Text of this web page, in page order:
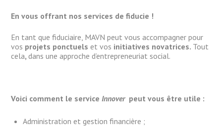
En vous offrant nos services de fiducie !
En tant que fiduciaire, MAVN peut vous accompagner pour
vos projets ponctuels et vos initiatives novatrices. Tout
cela,dans une approche d’entrepreneuriat social.
Voici comment le service Innover peut vous être utile :
Administration et gestion financière ;